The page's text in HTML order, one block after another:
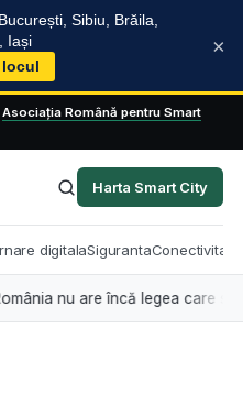
Sibiu, Brăila,
Iași
locul
×
Asociația Română pentru Smart
Harta Smart City
digitalaSigurantaConectivitate
nu are încă legea care